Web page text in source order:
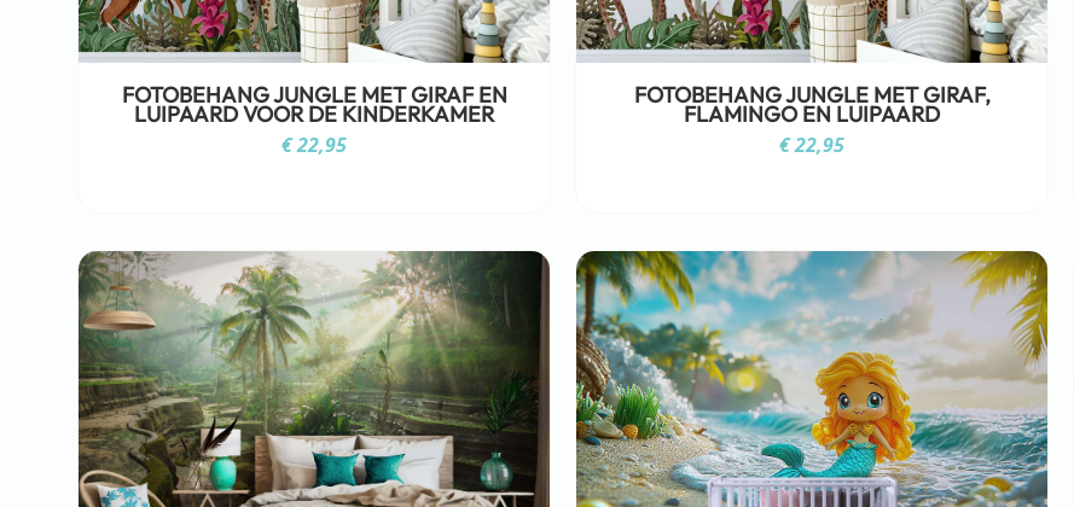
FOTOBEHANG JUNGLE MET GIRAF EN
LUIPAARD VOOR DE KINDERKAMER
€22,95
FOTOBEHANG JUNGLE MET GIRAF,
FLAMINGO EN LUIPAARD
€22,95